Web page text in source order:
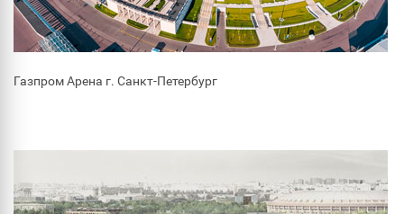
Газпром Арена г. Санкт-Петербург